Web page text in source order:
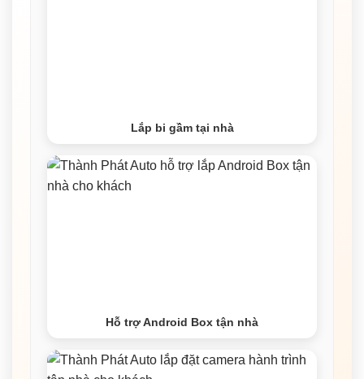
Lắp bi gầm tại nhà
Hỗ trợ Android Box tận nhà